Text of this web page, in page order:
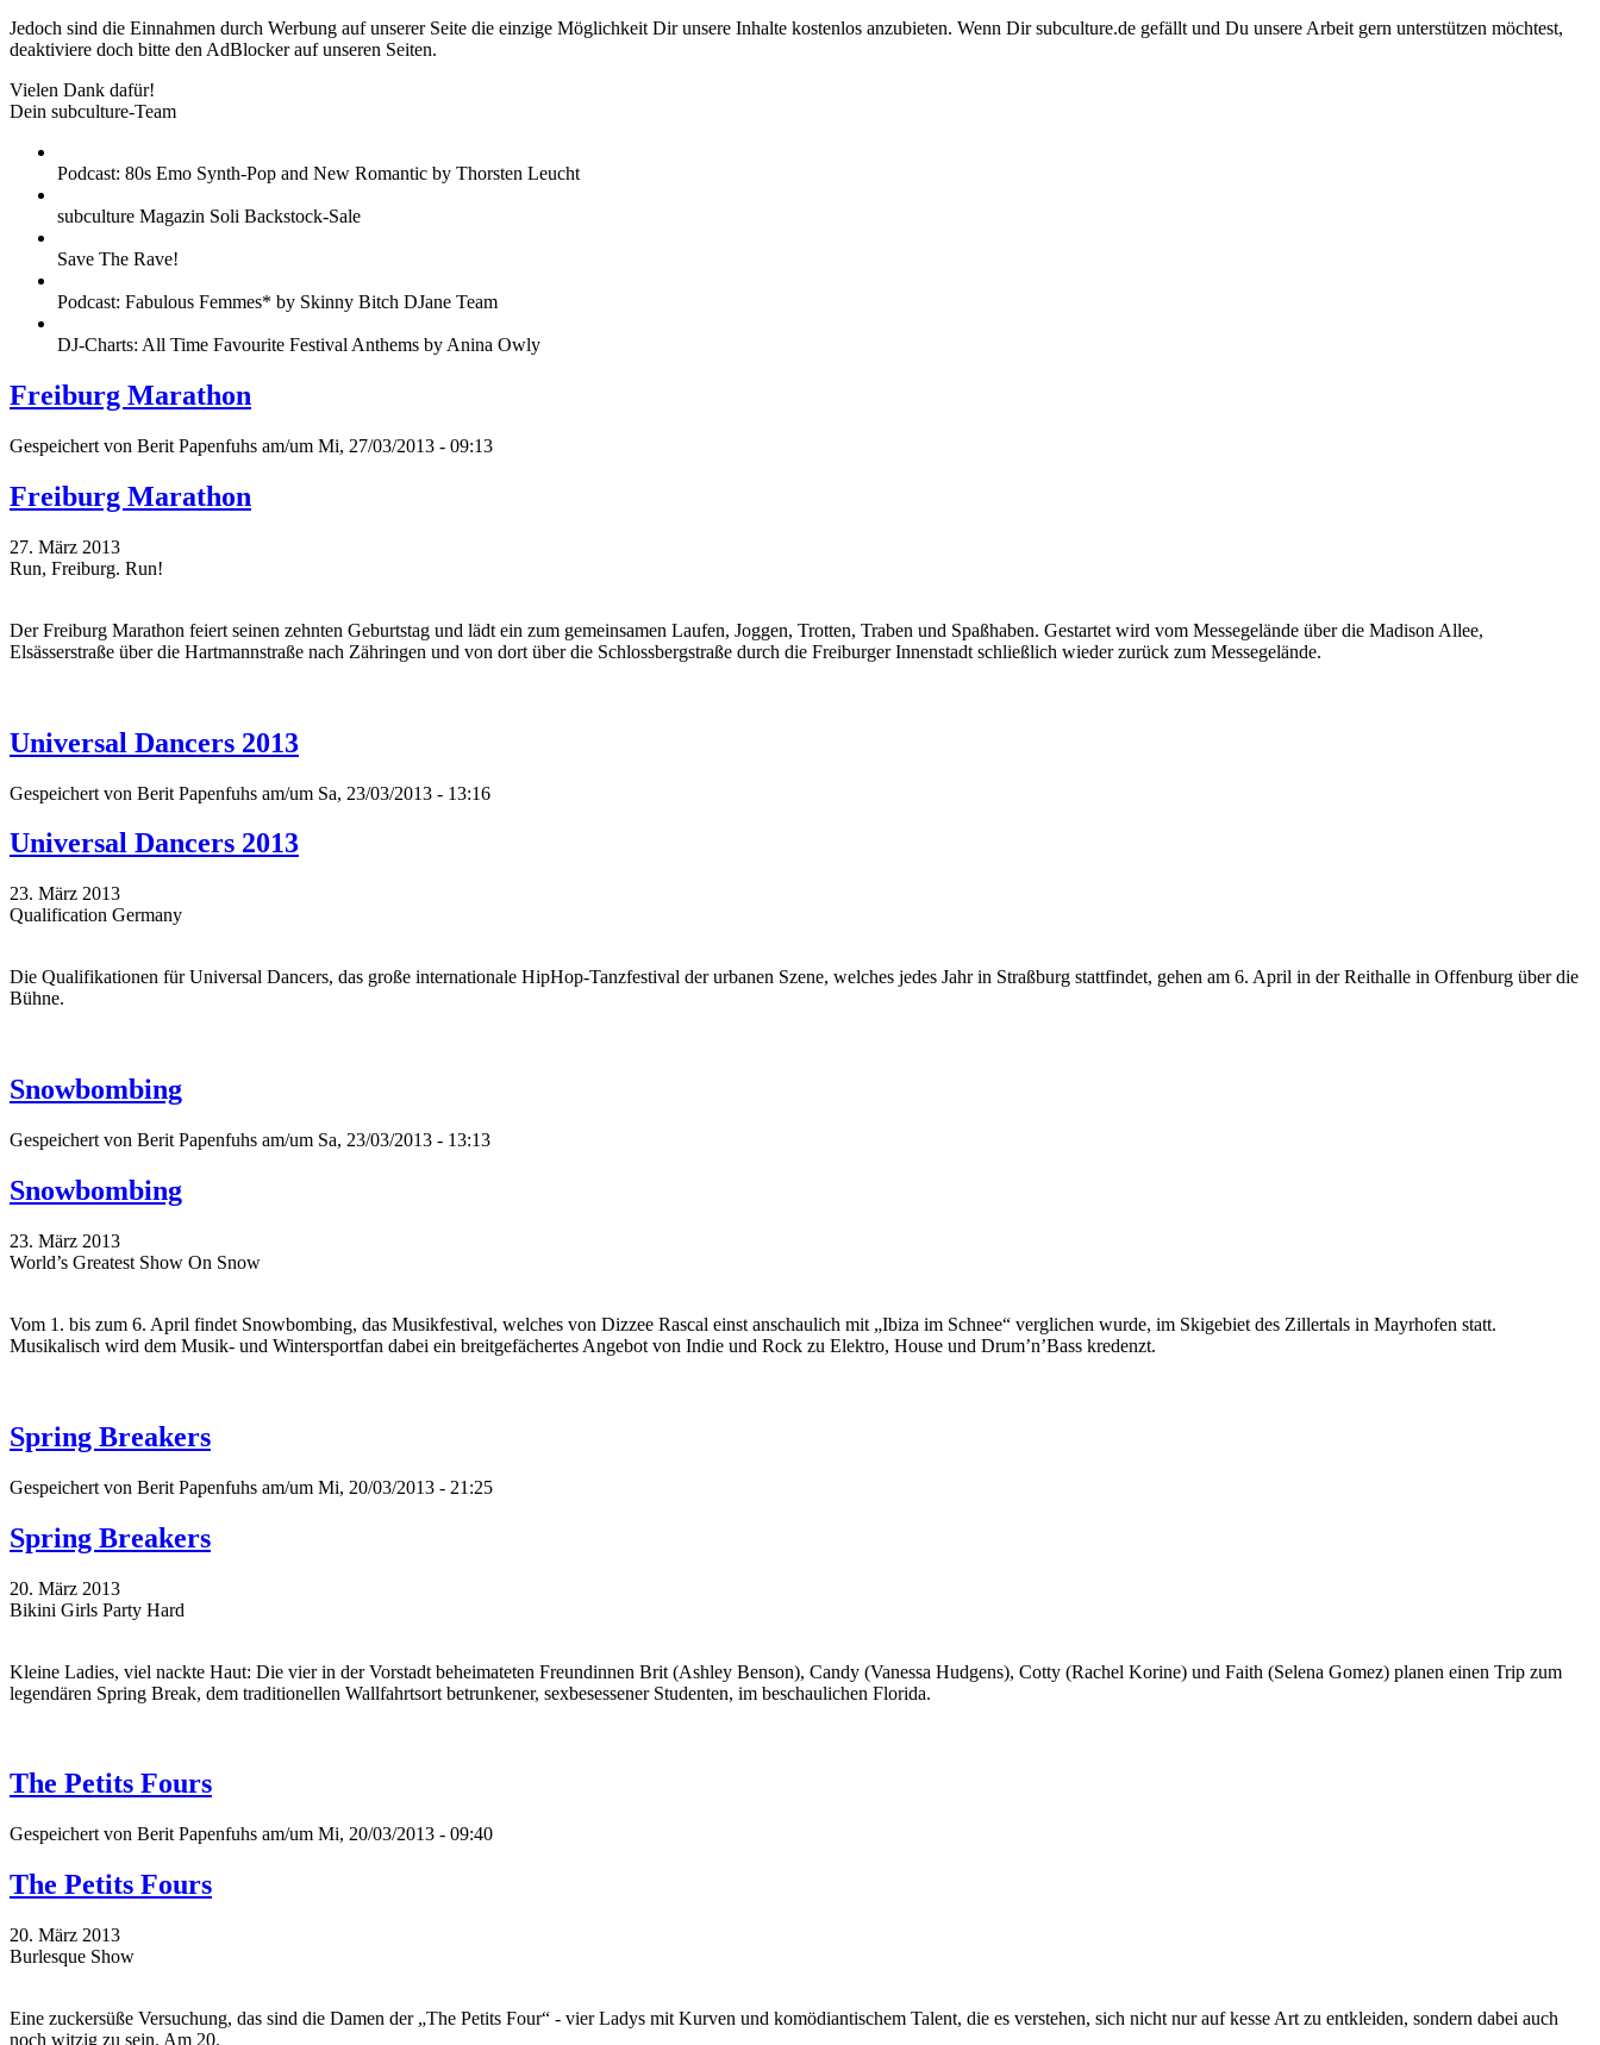
Jedoch sind die Einnahmen durch Werbung auf unserer Seite die einzige Möglichkeit Dir unsere Inhalte kostenlos anzubieten. Wenn Dir subculture.de gefällt und Du unsere Arbeit gern unterstützen möchtest,
deaktiviere doch bitte den AdBlocker auf unseren Seiten.
Vielen Dank dafür!
Dein subculture-Team
Podcast: 80s Emo Synth-Pop and New Romantic by Thorsten Leucht
subculture Magazin Soli Backstock-Sale
Save The Rave!
Podcast: Fabulous Femmes* by Skinny Bitch DJane Team
DJ-Charts: All Time Favourite Festival Anthems by Anina Owly
Freiburg Marathon
Gespeichert von Berit Papenfuhs am/um Mi, 27/03/2013 - 09:13
Freiburg Marathon
27. März 2013
Run, Freiburg. Run!
Der Freiburg Marathon feiert seinen zehnten Geburtstag und lädt ein zum gemeinsamen Laufen, Joggen, Trotten, Traben und Spaßhaben. Gestartet wird vom Messegelände über die Madison Allee,
Elsässerstraße über die Hartmannstraße nach Zähringen und von dort über die Schlossbergstraße durch die Freiburger Innenstadt schließlich wieder zurück zum Messegelände.
Universal Dancers 2013
Gespeichert von Berit Papenfuhs am/um Sa, 23/03/2013 - 13:16
Universal Dancers 2013
23. März 2013
Qualification Germany
Die Qualifikationen für Universal Dancers, das große internationale HipHop-Tanzfestival der urbanen Szene, welches jedes Jahr in Straßburg stattfindet, gehen am 6. April in der Reithalle in Offenburg über die
Bühne.
Snowbombing
Gespeichert von Berit Papenfuhs am/um Sa, 23/03/2013 - 13:13
Snowbombing
23. März 2013
World’s Greatest Show On Snow
Vom 1. bis zum 6. April findet Snowbombing, das Musikfestival, welches von Dizzee Rascal einst anschaulich mit „Ibiza im Schnee“ verglichen wurde, im Skigebiet des Zillertals in Mayrhofen statt.
Musikalisch wird dem Musik- und Wintersportfan dabei ein breitgefächertes Angebot von Indie und Rock zu Elektro, House und Drum’n’Bass kredenzt.
Spring Breakers
Gespeichert von Berit Papenfuhs am/um Mi, 20/03/2013 - 21:25
Spring Breakers
20. März 2013
Bikini Girls Party Hard
Kleine Ladies, viel nackte Haut: Die vier in der Vorstadt beheimateten Freundinnen Brit (Ashley Benson), Candy (Vanessa Hudgens), Cotty (Rachel Korine) und Faith (Selena Gomez) planen einen Trip zum
legendären Spring Break, dem traditionellen Wallfahrtsort betrunkener, sexbesessener Studenten, im beschaulichen Florida.
The Petits Fours
Gespeichert von Berit Papenfuhs am/um Mi, 20/03/2013 - 09:40
The Petits Fours
20. März 2013
Burlesque Show
Eine zuckersüße Versuchung, das sind die Damen der „The Petits Four“ - vier Ladys mit Kurven und komödiantischem Talent, die es verstehen, sich nicht nur auf kesse Art zu entkleiden, sondern dabei auch
noch witzig zu sein. Am 20.